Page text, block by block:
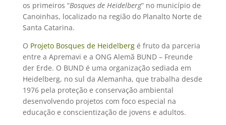
os primeiros “Bosques de Heidelberg” no município de
Canoinhas, localizado na região do Planalto Norte de
Santa Catarina.
O Projeto Bosques de Heidelbergé fruto da parceria
entre a Apremavi e a ONG Alemã BUND – Freunde
der Erde. O BUND é uma organização sediada em
Heidelberg, no sul da Alemanha, que trabalha desde
1976 pela proteção e conservação ambiental
desenvolvendo projetos com foco especial na
educação e conscientização de jovens e adultos.